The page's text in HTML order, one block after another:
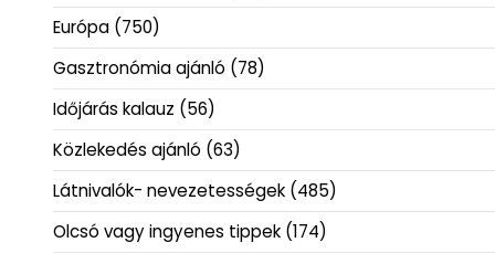
Európa (750)
Gasztronómia ajánló (78)
Időjárás kalauz (56)
Közlekedés ajánló (63)
Látnivalók- nevezetességek (485)
Olcsó vagy ingyenes tippek (174)